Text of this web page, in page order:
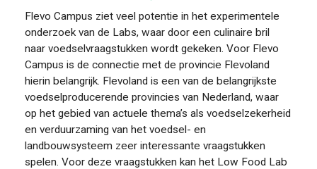
Flevo Campus ziet veel potentie in het experimentele
onderzoek van de Labs, waar door een culinaire bril
naar voedselvraagstukken wordt gekeken. Voor Flevo
Campus is de connectie met de provincie Flevoland
hierin belangrijk. Flevoland is een van de belangrijkste
voedselproducerende provincies van Nederland, waar
op het gebied van actuele thema’s als voedselzekerheid
en verduurzaming van het voedsel- en
landbouwsysteem zeer interessante vraagstukken
spelen. Voor deze vraagstukken kan het Low Food Lab